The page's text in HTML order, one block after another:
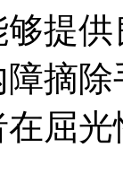
提
摘
屈